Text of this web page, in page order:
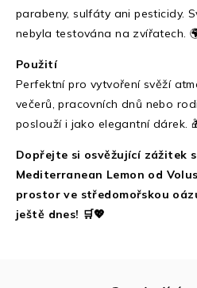
parabeny, sulfáty ani pesticidy.
nebyla testována na zvířatech.
Použití
Perfektní pro vytvoření svěží
večerů, pracovních dnů nebo
poslouží i jako elegantní dárek.
Dopřejte si osvěžující zážitek
Mediterranean Lemon od
prostor ve středomořskou
ještě dnes! 🛒💖